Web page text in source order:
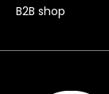
B2B shop